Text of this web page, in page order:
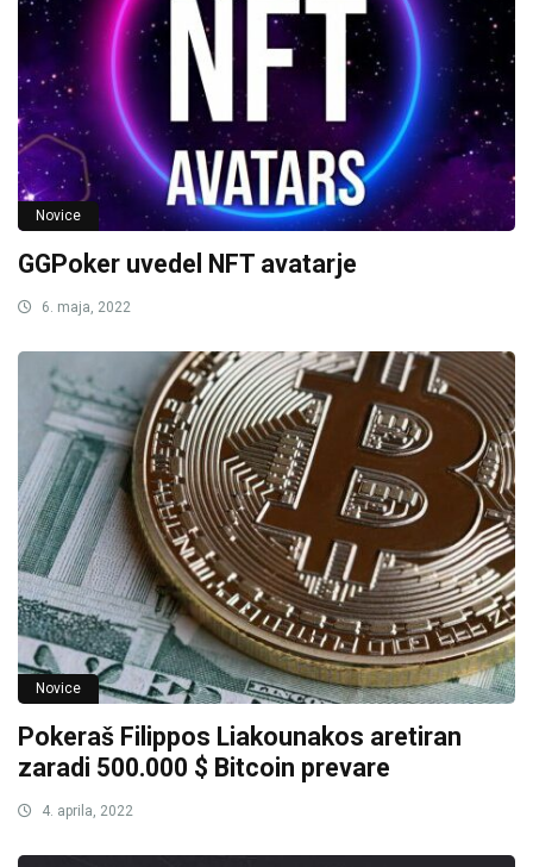
Novice
GGPoker uvedel NFT avatarje
6. maja, 2022
Novice
Pokeraš Filippos Liakounakos aretiran
zaradi 500.000 $ Bitcoin prevare
4. aprila, 2022